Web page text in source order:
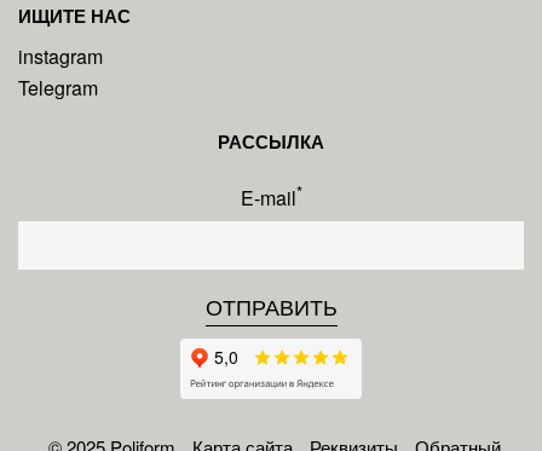
ИЩИТЕ НАС
instagram
Telegram
РАССЫЛКА
E-mail*